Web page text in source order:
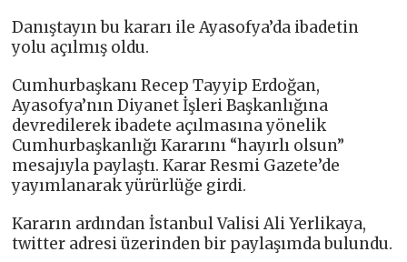
Danıştayın bu kararı ile Ayasofya’da ibadetin
yolu açılmış oldu.
Cumhurbaşkanı Recep Tayyip Erdoğan,
Ayasofya’nın Diyanet İşleri Başkanlığına
devredilerek ibadete açılmasına yönelik
Cumhurbaşkanlığı Kararını “hayırlı olsun”
mesajıyla paylaştı. Karar Resmi Gazete’de
yayımlanarak yürürlüğe girdi.
Kararın ardından İstanbul Valisi Ali Yerlikaya,
twitter adresi üzerinden bir paylaşımda bulundu.